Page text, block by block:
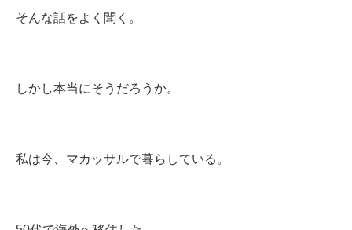
そんな話をよく聞く。
しかし本当にそうだろうか。
私は今、マカッサルで暮らしている。